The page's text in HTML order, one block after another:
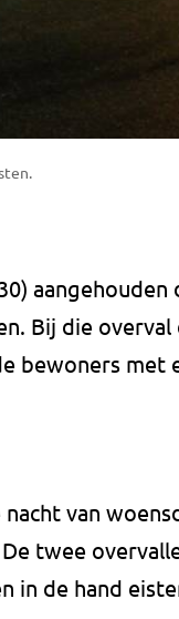
Bij die
bewoners met
van
twee
in de hand